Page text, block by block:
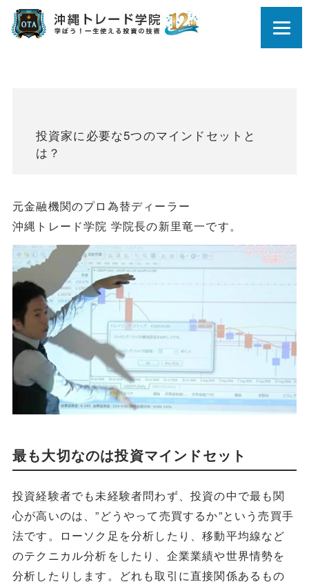
投資家に必要な5つのマインドセットと
は？
元金融機関のプロ為替ディーラー
沖縄トレード学院 学院長の新里竜一です。
最も大切なのは投資マインドセット
投資経験者でも未経験者問わず、投資の中で最も関
心が高いのは、”どうやって売買するか”という売買手
法です。ローソク足を分析したり、移動平均線など
のテクニカル分析をしたり、企業業績や世界情勢を
分析したりします。どれも取引に直接関係あるもの